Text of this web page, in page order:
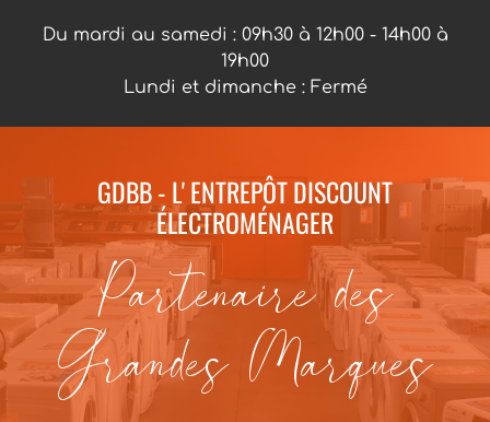
Du mardi au samedi : 09h30 à 12h00 - 14h00 à
19h00
Lundi et dimanche : Fermé
GDBB - L' ENTREPÔT DISCOUNT
ÉLECTROMÉNAGER
Partenaire des
Grandes Marques